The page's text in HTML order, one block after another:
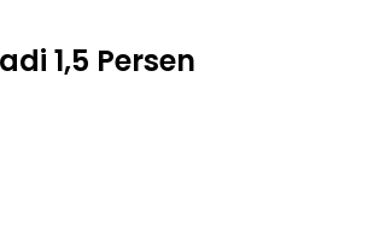
1,5 Persen